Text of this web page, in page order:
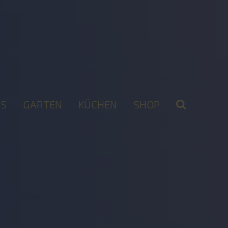
GARTEN KÜCHEN SHOP 2